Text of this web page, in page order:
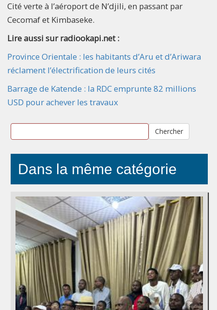
Cité verte à l’aéroport de N’djili, en passant par
Cecomaf et Kimbaseke.
Lire aussi sur radiookapi.net :
Province Orientale : les habitants d’Aru et d’Ariwara
réclament l’électrification de leurs cités
Barrage de Katende : la RDC emprunte 82 millions
USD pour achever les travaux
Chercher
Dans la même catégorie